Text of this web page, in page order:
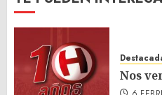
Nos